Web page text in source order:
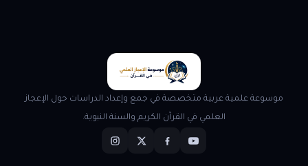
موسوعة علمية عربية متخصصة في جمع وإعداد الدراسات حول الإعجاز
العلمي في القرآن الكريم والسنة النبوية.